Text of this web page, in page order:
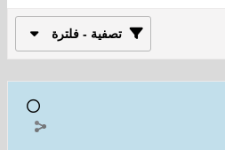
تصفية - فلترة